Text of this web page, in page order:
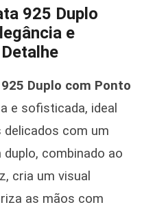
925 Duplo
e
Duplo com Ponto
e sofisticada, ideal
com um
combinado ao
cria um visual
as mãos com